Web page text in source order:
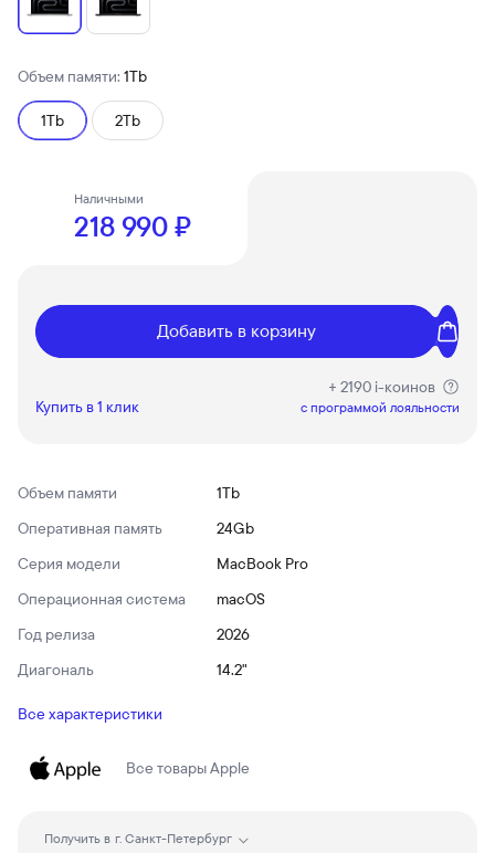
Объем памяти: 1Tb
1Tb 2Tb
Наличными
218 990 ₽
Добавить в корзину
Купить в 1 клик
+ 2190 i-коинов
c программой лояльности
Объем памяти
1Tb
Оперативная память
24Gb
Серия модели
MacBook Pro
Операционная система
macOS
Год релиза
2026
Диагональ
14.2"
Все характеристики
Все товарыApple
Получить в г. Санкт-Петербург